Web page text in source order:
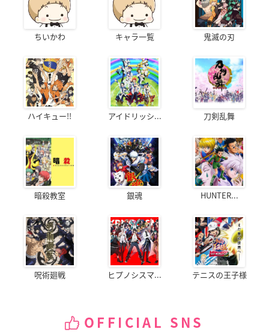
ちいかわ キャラ一覧 鬼滅の刃
ハイキュー!! アイドリッシ... 刀剣乱舞
暗殺教室 銀魂 HUNTER...
呪術廻戦 ヒプノシスマ... テニスの王子様
OFFICIAL SNS